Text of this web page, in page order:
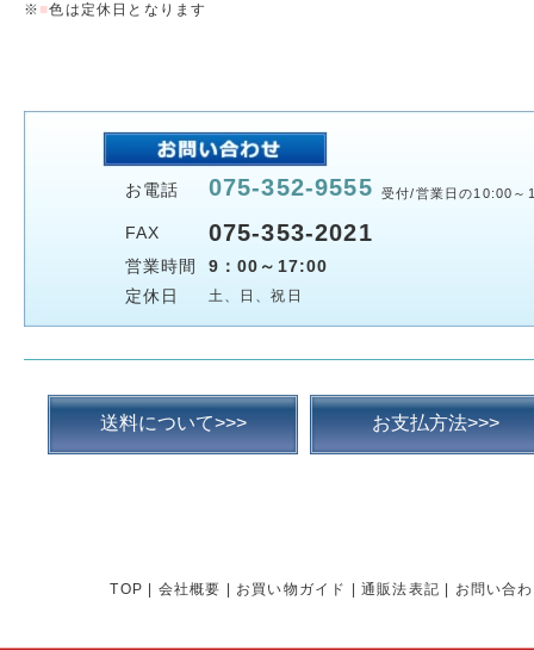
※ ■色は定休日となります
お電話 075-352-9555 受付/営業日の10:00～
FAX 075-353-2021
営業時間
9：00～17:00
定休日
土、日、祝日
送料について>>> お支払方法>>>
TOP 会社概要 お買い物ガイド 通販法表記 お問い合